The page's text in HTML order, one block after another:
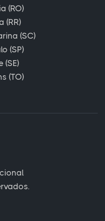
(RO)
(RR)
(SC)
(SP)
(SE)
(TO)